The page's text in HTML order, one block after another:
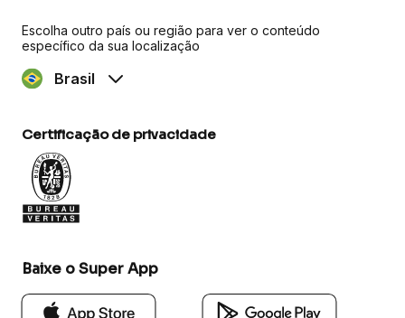
Escolha outro país ou região para ver o conteúdo
específico da sua localização
Brasil
Certificação de privacidade
Baixe o Super App